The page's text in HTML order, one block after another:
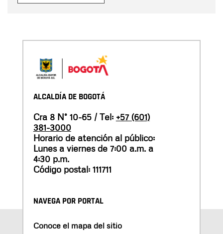
ALCALDÍA DE BOGOTÁ
Cra 8 N° 10-65 / Tel: +57 (601)
381-3000
Horario de atención al público:
Lunes a viernes de 7:00 a.m. a
4:30 p.m.
Código postal: 111711
NAVEGA POR PORTAL
Conoce el mapa del sitio